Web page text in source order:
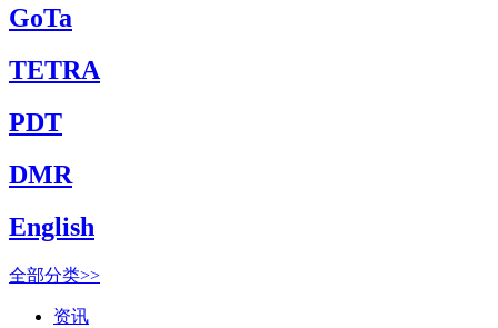
GoTa
TETRA
PDT
DMR
English
全部分类>>
资讯